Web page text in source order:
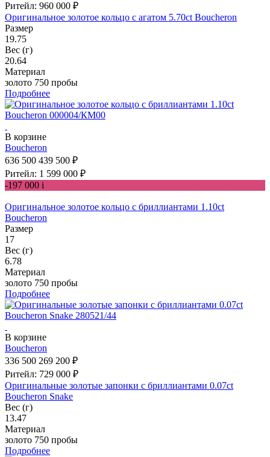
Ритейл: 960 000 ₽
Оригинальное золотое кольцо с агатом 5.70ct Boucheron
Размер
19.75
Вес (г)
20.64
Материал
золото 750 пробы
Подробнее
В корзине
Boucheron
636 500 439 500 ₽
Ритейл: 1 599 000 ₽
-197 000 i
Оригинальное золотое кольцо с бриллиантами 1.10ct
Boucheron
Размер
17
Вес (г)
6.78
Материал
золото 750 пробы
Подробнее
В корзине
Boucheron
336 500 269 200 ₽
Ритейл: 729 000 ₽
Оригинальные золотые запонки с бриллиантами 0.07ct
Boucheron Snake
Вес (г)
13.47
Материал
золото 750 пробы
Подробнее